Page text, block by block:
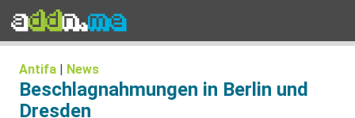
Antifa | News
Beschlagnahmungen in Berlin und
Dresden